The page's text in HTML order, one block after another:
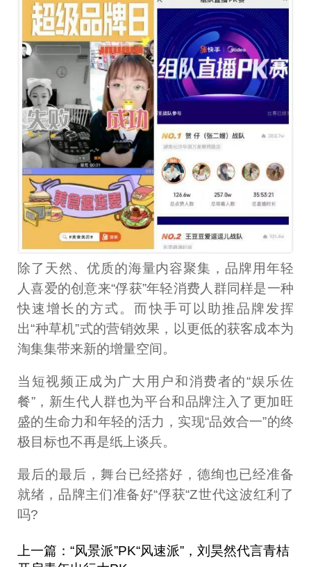
除了天然、优质的海量内容聚集，品牌用年轻
人喜爱的创意来“俘获”年轻消费人群同样是一种
快速增长的方式。而快手可以助推品牌发挥
出“种草机”式的营销效果，以更低的获客成本为
淘集集带来新的增量空间。
当短视频正成为广大用户和消费者的“娱乐佐
餐”，新生代人群也为平台和品牌注入了更加旺
盛的生命力和年轻的活力，实现“品效合一”的终
极目标也不再是纸上谈兵。
最后的最后，舞台已经搭好，德绚也已经准备
就绪，品牌主们准备好“俘获“Z世代这波红利了
吗?
上一篇：“风景派”PK“风速派”，刘昊然代言青桔